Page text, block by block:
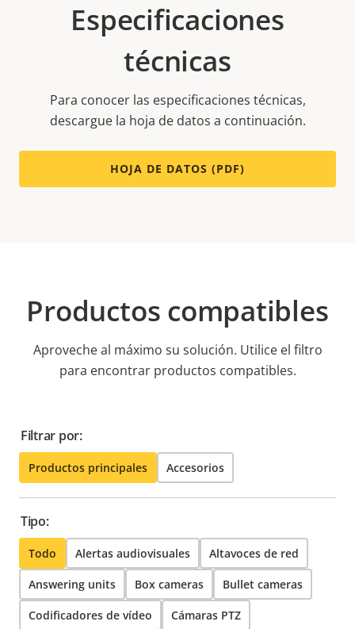
Especificaciones
técnicas
Para conocer las especificaciones técnicas,
descargue la hoja de datos a continuación.
HOJA DE DATOS (PDF)
Productos compatibles
Aproveche al máximo su solución. Utilice el filtro
para encontrar productos compatibles.
Filtrar por:
Productos principales Accesorios
Tipo:
Todo Alertas audiovisuales Altavoces de red
Answering units Box cameras Bullet cameras
Codificadores de vídeo Cámaras PTZ